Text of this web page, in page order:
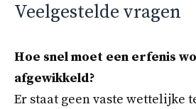
Veelgestelde vragen
Hoe snel moet een erfenis
afgewikkeld?
Er staat geen vaste wettelijke